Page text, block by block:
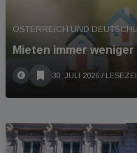
ÖSTERREICH UND
Mieten immer
30. JULI 2026 /